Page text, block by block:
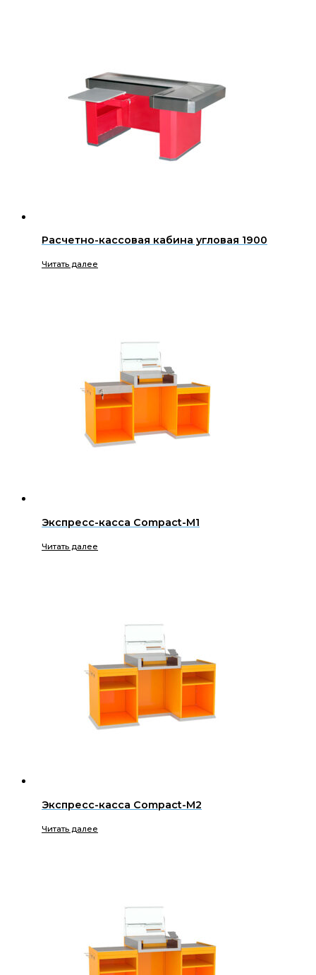
Расчетно-кассовая кабина угловая 1900
Читать далее
Экспресс-касса Compact-M1
Читать далее
Экспресс-касса Compact-M2
Читать далее